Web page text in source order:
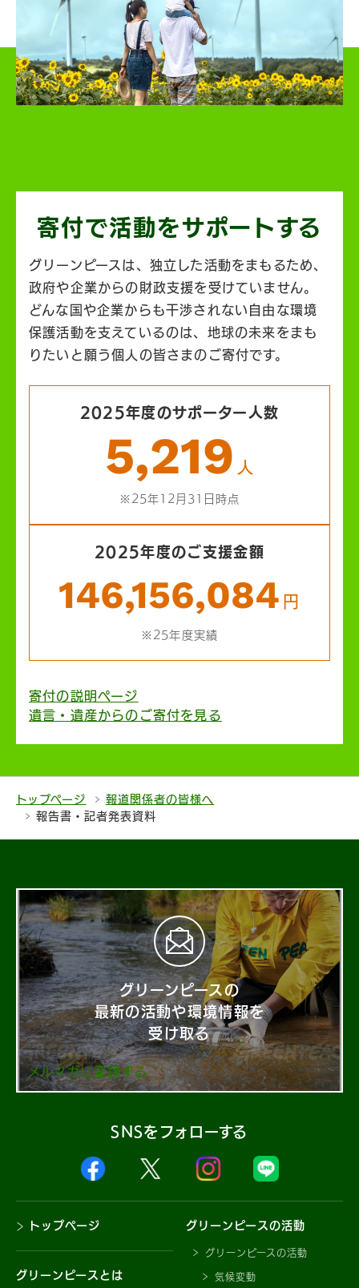
寄付で活動をサポートする
グリーンピースは、独立した活動をまもるため、
政府や企業からの財政支援を受けていません。
どんな国や企業からも干渉されない自由な環境
保護活動を支えているのは、地球の未来をまも
りたいと願う個人の皆さまのご寄付です。
2025年度のサポーター人数
5,219 人
※25年12月31日時点
2025年度のご支援金額
146,156,084 円
※25年度実績
寄付の説明ページ
遺言・遺産からのご寄付を見る
トップページ
報道関係者の皆様へ
報告書・記者発表資料
グリーンピースの
最新の活動や環境情報を
受け取る
メルマガに登録する
SNSをフォローする
トップページ
グリーンピースとは
グリーンピースの活動
グリーンピースの活動
気候変動